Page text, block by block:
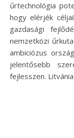
űrtechnológia
hogy elérjék
gazdasági
nemzetközi
ambiciózus
jelentősebb
fejlesszen.